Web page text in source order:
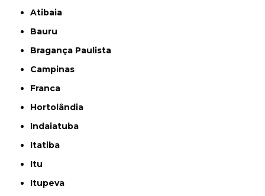
Atibaia
Bauru
Bragança Paulista
Campinas
Franca
Hortolândia
Indaiatuba
Itatiba
Itu
Itupeva